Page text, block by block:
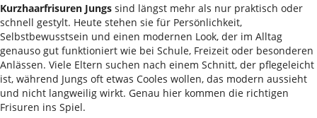
Kurzhaarfrisuren Jungs sind längst mehr als nur praktisch oder
schnell gestylt. Heute stehen sie für Persönlichkeit,
Selbstbewusstsein und einen modernen Look, der im Alltag
genauso gut funktioniert wie bei Schule, Freizeit oder besonderen
Anlässen. Viele Eltern suchen nach einem Schnitt, der pflegeleicht
ist, während Jungs oft etwas Cooles wollen, das modern aussieht
und nicht langweilig wirkt. Genau hier kommen die richtigen
Frisuren ins Spiel.